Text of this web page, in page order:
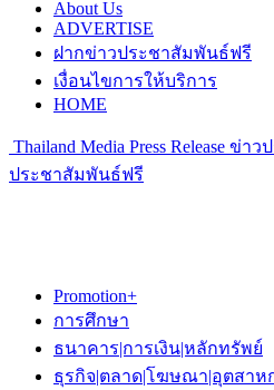
About Us
ADVERTISE
ฝากข่าวประชาสัมพันธ์ฟรี
เงื่อนไขการให้บริการ
HOME
Thailand Media Press Release ข่
ประชาสัมพันธ์ฟรี
Promotion+
การศึกษา
ธนาคาร|การเงิน|หลักทรัพย์
ธุรกิจ|ตลาด|โฆษณา|อุตสาห